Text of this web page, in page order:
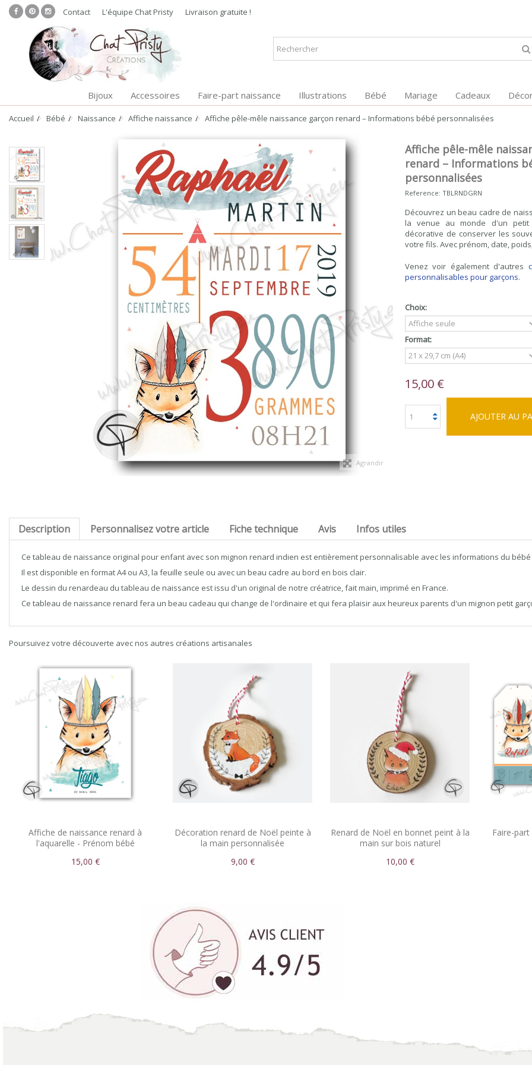
Contact L'équipe Chat Pristy Livraison gratuite !
Bijoux Accessoires Faire-part naissance Illustrations Bébé Mariage Cadeaux
Accueil Bébé Naissance Affiche naissance Affiche pêle-mêle naissance garçon renard – Informations bébé personnalisées
Agrandir
Affiche pêle-mêle
renard – Informations
personnalisées
Reference: TBLRNDGRN
Découvrez un beau cadre de
la venue au monde d'un
décorative de conserver les
votre fils. Avec prénom, date,
Venez voir également d'autres
personnalisables pour garçons.
Choix:
Format:
15,00 €
AJOUTER AU
Description Personnalisez votre article Fiche technique Avis Infos utiles
Ce tableau de naissance original pour enfant avec son mignon renard indien est entièrement personnalisable avec les informations du
Il est disponible en format A4 ou A3, la feuille seule ou avec un beau cadre au bord en bois clair.
Le dessin du renardeau du tableau de naissance est issu d'un original de notre créatrice, fait main, imprimé en France.
Ce tableau de naissance renard fera un beau cadeau qui change de l'ordinaire et qui fera plaisir aux heureux parents d'un mignon petit
Poursuivez votre découverte avec nos autres créations artisanales
Affiche de naissance renard à
l'aquarelle - Prénom bébé
15,00 €
Décoration renard de Noël peinte à
la main personnalisée
9,00 €
Renard de Noël en bonnet peint à la
main sur bois naturel
10,00 €
Faire-